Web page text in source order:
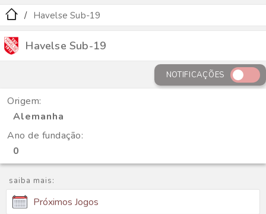
Havelse Sub-19
Havelse Sub-19
NOTIFICAÇÕES
Origem:
Alemanha
Ano de fundação:
0
saiba mais:
Próximos Jogos